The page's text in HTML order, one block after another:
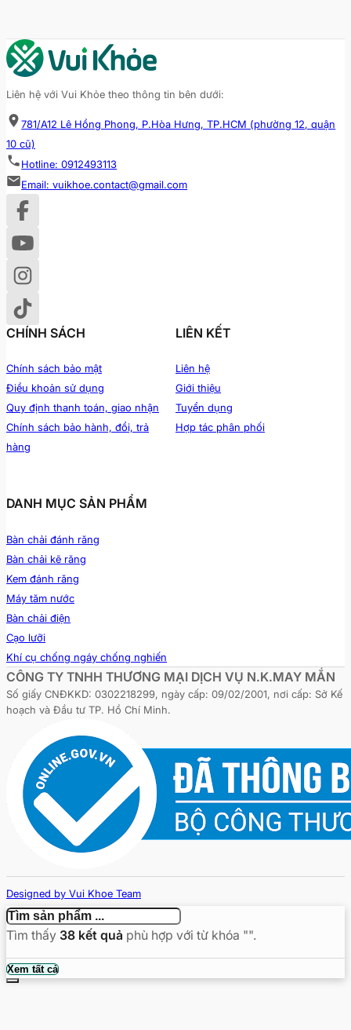
Liên hệ với Vui Khỏe theo thông tin bên dưới:
781/A12 Lê Hồng Phong, P.Hòa Hưng, TP.HCM (phường 12, quận
10 cũ)
Hotline: 0912493113
Email: vuikhoe.contact@gmail.com
CHÍNH SÁCH
Chính sách bảo mật
Điều khoản sử dụng
Quy định thanh toán, giao nhận
Chính sách bảo hành, đổi, trả
hàng
LIÊN KẾT
Liên hệ
Giới thiệu
Tuyển dụng
Hợp tác phân phối
DANH MỤC SẢN PHẨM
Bàn chải đánh răng
Bàn chải kẽ răng
Kem đánh răng
Máy tăm nước
Bàn chải điện
Cạo lưỡi
Khí cụ chống ngáy chống nghiến
CÔNG TY TNHH THƯƠNG MẠI DỊCH VỤ N.K.MAY MẮN
Số giấy CNĐKKD: 0302218299, ngày cấp: 09/02/2001, nơi cấp: Sở Kế
hoạch và Đầu tư TP. Hồ Chí Minh.
Designed by Vui Khoe Team
Copyright © 2026 - vuikhoe.vn
Tìm thấy 38 kết quả phù hợp với từ khóa "".
Tìm
kiếm
Xem tất cả